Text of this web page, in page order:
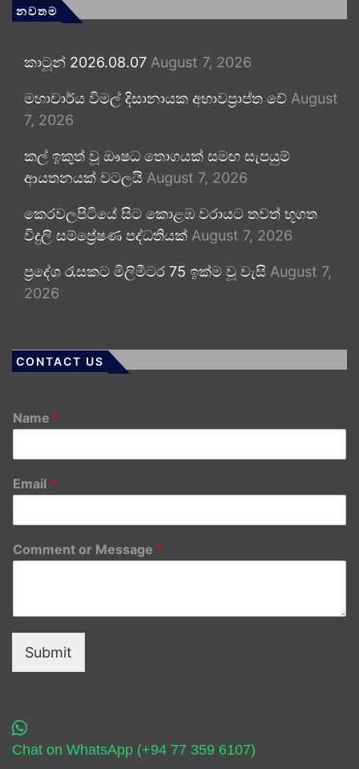
නවතම
කාටූන් 2026.08.07 August 7, 2026
මහාචාර්ය විමල් දිසානායක අභාවප්‍රාප්ත වේ August
7, 2026
කල් ඉකුත් වූ ඖෂධ තොගයක් සමඟ සැපයුම්
ආයතනයක් වටලයි August 7, 2026
කෙරවලපිටියේ සිට කොළඹ වරායට තවත් භූගත
විදුලි සම්ප්‍රේෂණ පද්ධතියක් August 7, 2026
ප්‍රදේශ රැසකට මිලිමීටර 75 ඉක්ම වූ වැසි August 7,
2026
CONTACT US
Name *
Email *
Comment or Message *
Submit
Chat on WhatsApp (+94 77 359 6107)